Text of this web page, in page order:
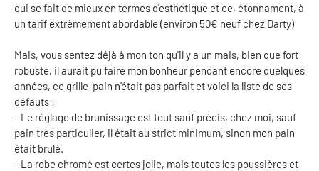
qui se fait de mieux en termes d'esthétique et ce, étonnament, à
un tarif extrêmement abordable (environ 50€ neuf chez Darty)
Mais, vous sentez déjà à mon ton qu'il y a un mais, bien que fort
robuste, il aurait pu faire mon bonheur pendant encore quelques
années, ce grille-pain n'était pas parfait et voici la liste de ses
défauts :
- Le réglage de brunissage est tout sauf précis, chez moi, sauf
pain très particulier, il était au strict minimum, sinon mon pain
était brulé.
- La robe chromé est certes jolie, mais toutes les poussières et